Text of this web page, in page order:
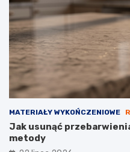
MATERIAŁY WYKOŃCZENIOWE
Jak usunąć
metody